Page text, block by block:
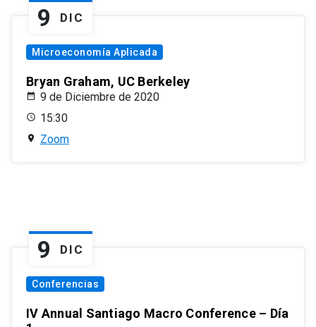
9 DIC
Microeconomía Aplicada
Bryan Graham, UC Berkeley
9 de Diciembre de 2020
15:30
Zoom
9 DIC
Conferencias
IV Annual Santiago Macro Conference – Día